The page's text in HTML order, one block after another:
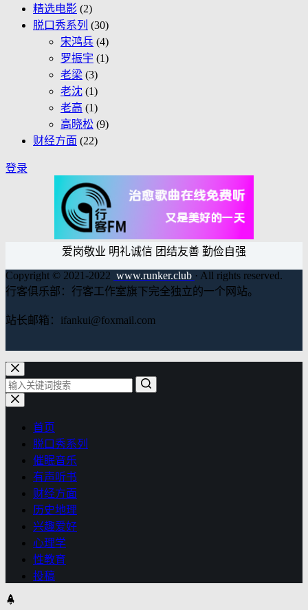
精选电影 (2)
脱口秀系列 (30)
宋鸿兵 (4)
罗振宇 (1)
老梁 (3)
老沈 (1)
老高 (1)
高晓松 (9)
财经方面 (22)
登录
爱岗敬业 明礼诚信 团结友善 勤俭自强
Copyright © 2021-2022 www.runker.club · All rights reserved.
行客俱乐部：行客工作室旗下完全独立的一个网站。
站长邮箱：ifankui@foxmail.com
首页
脱口秀系列
催眠音乐
有声听书
财经方面
历史地理
兴趣爱好
心理学
性教育
投稿